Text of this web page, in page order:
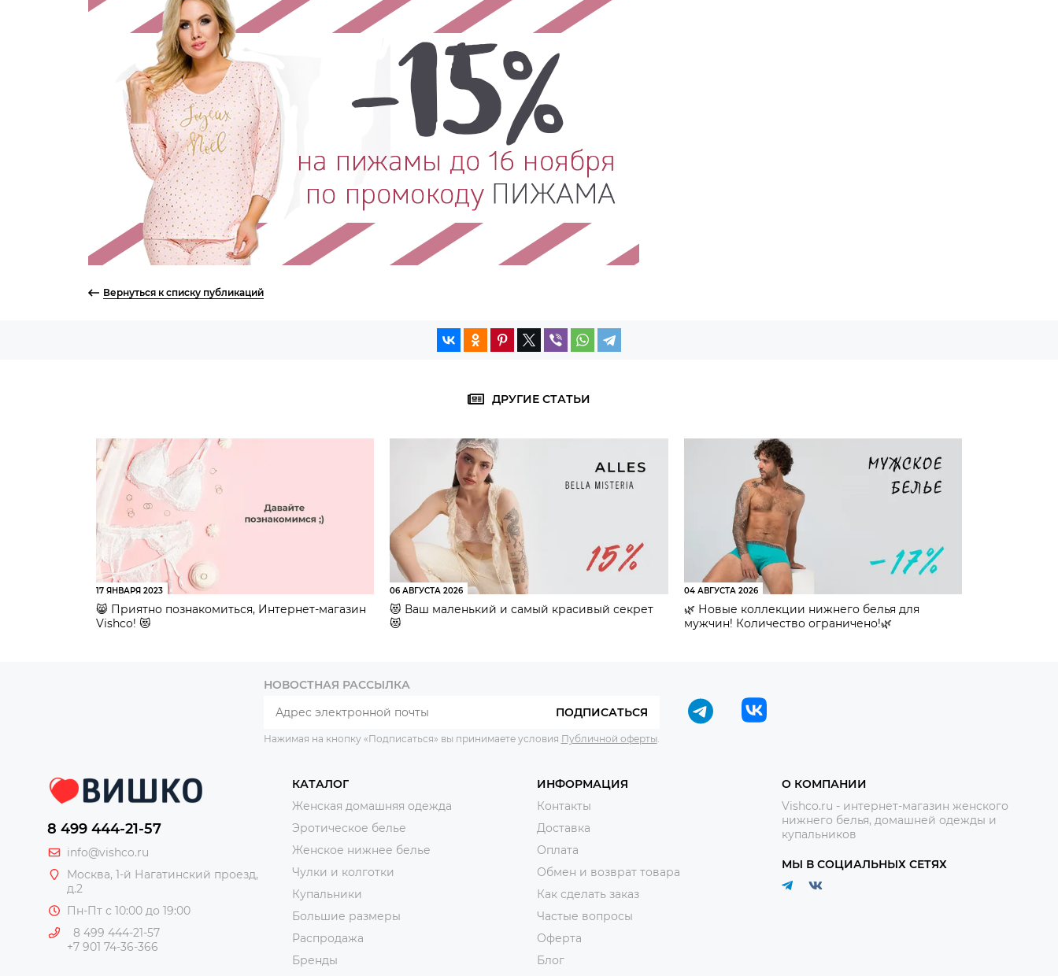
Вернуться к списку публикаций
ДРУГИЕ СТАТЬИ
17 ЯНВАРЯ 2023
😸 Приятно познакомиться, Интернет-магазин
Vishco! 😻
06 АВГУСТА 2026
😻 Ваш маленький и самый красивый секрет
😻
04 АВГУСТА 2026
🌿 Новые коллекции нижнего белья для
мужчин! Количество ограничено!🌿
НОВОСТНАЯ РАССЫЛКА
ПОДПИСАТЬСЯ
Нажимая на кнопку «Подписаться» вы принимаете условия Публичной оферты
8 499 444-21-57
info@vishco.ru
Москва, 1-й Нагатинский проезд,
д.2
Пн-Пт с 10:00 до 19:00
8 499 444-21-57
+7 901 74-36-366
КАТАЛОГ
Женская домашняя одежда
Эротическое белье
Женское нижнее белье
Чулки и колготки
Купальники
Большие размеры
Распродажа
Бренды
ИНФОРМАЦИЯ
Контакты
Доставка
Оплата
Обмен и возврат товара
Как сделать заказ
Частые вопросы
Оферта
Блог
О КОМПАНИИ
Vishco.ru - интернет-магазин женского
нижнего белья, домашней одежды и
купальников
МЫ В СОЦИАЛЬНЫХ СЕТЯХ